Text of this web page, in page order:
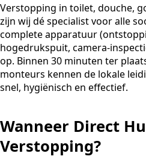
Verstopping in toilet, douche,
zijn wij dé specialist voor alle
complete apparatuur
hogedrukspuit, camera-
op. Binnen 30 minuten ter
monteurs kennen de lokale
snel, hygiënisch en effectief.
Wanneer Direct
Verstopping?